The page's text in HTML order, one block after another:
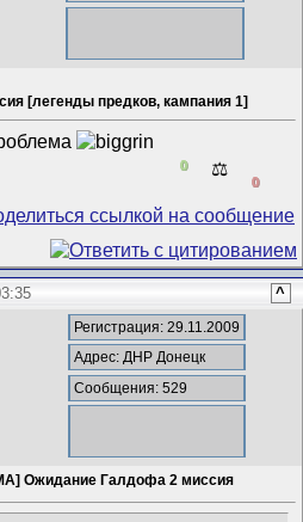
[легенды предков, кампания 1]
0 ⚖️
0
^
Регистрация: 29.11.2009
Адрес: ДНР Донецк
Сообщения: 529
Ожидание Галдофа 2 миссия